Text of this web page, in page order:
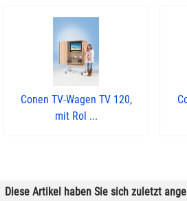
Conen TV-Wagen TV 120,
mit Rol ...
Diese Artikel haben Sie sich zuletzt